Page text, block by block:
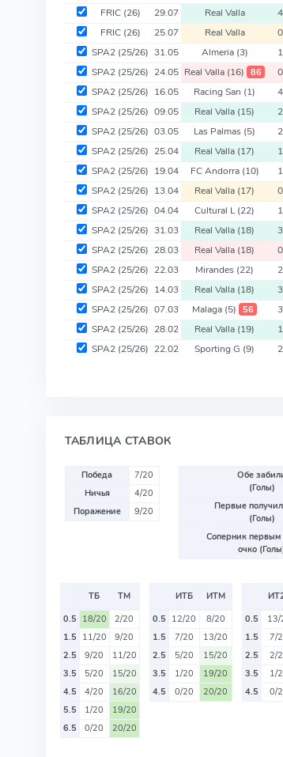
FRIC (26) 29.07 Real Valla 4
FRIC (26) 25.07 Real Valla 0
SPA2 (25/26) 31.05 Almeria (3) 1
SPA2 (25/26) 24.05 Real Valla (16) 86 0
SPA2 (25/26) 16.05 Racing San (1) 4
SPA2 (25/26) 09.05 Real Valla (15) 2
SPA2 (25/26) 03.05 Las Palmas (5) 2
SPA2 (25/26) 25.04 Real Valla (17) 1
SPA2 (25/26) 19.04 FC Andorra (10) 1
SPA2 (25/26) 13.04 Real Valla (17) 0
SPA2 (25/26) 04.04 Cultural L(22) 1
SPA2 (25/26) 31.03 Real Valla (18) 3
SPA2 (25/26) 28.03 Real Valla (18) 0
SPA2 (25/26) 22.03 Mirandes (22) 2
SPA2 (25/26) 14.03 Real Valla (18) 3
SPA2 (25/26) 07.03 Malaga (5) 56 3
SPA2 (25/26) 28.02 Real Valla (19) 1
SPA2 (25/26) 22.02 Sporting G (9) 2
ТАБЛИЦА СТАВОК
Победа
7/20
Ничья
4/20
Поражение
9/20
Обе
(Голы)
Первые
(Голы)
Соперник первым
очко
ТБ
ТМ
0.5 18/20
2/20
1.5 11/20
9/20
2.5
9/20
11/20
3.5
5/20
15/20
4.5
4/20
16/20
5.5
1/20
19/20
6.5
0/20 20/20
ИТБ
ИТМ
0.5 12/20
8/20
1.5
7/20
13/20
2.5
5/20
15/20
3.5
1/20
19/20
4.5
0/20 20/20
0.5
13/
1.5
7/
2.5
2/
3.5
1/
4.5
0/